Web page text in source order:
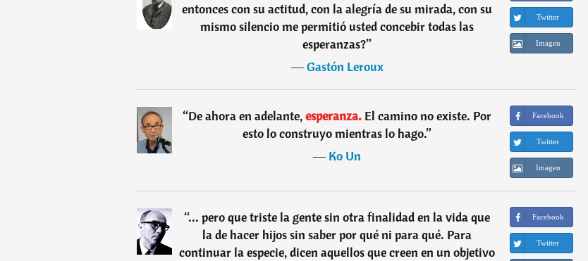
entonces con su actitud, con la alegría de su mirada, con su
mismo silencio me permitió usted concebir todas las
esperanzas?”
―Gastón Leroux
Twitter
Imagen
“De ahora en adelante,esperanza. El camino no existe. Por
esto lo construyo mientras lo hago.”
―Ko Un
Facebook
Twitter
Imagen
“... pero que triste la gente sin otra finalidad en la vida que
la de hacer hijos sin saber por qué ni para qué. Para
continuar la especie, dicen aquellos que creen en un objetivo
Facebook
Twitter